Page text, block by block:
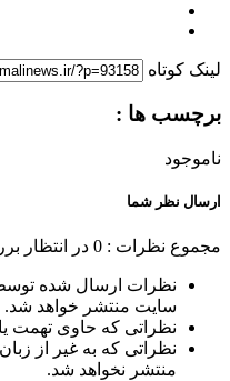
لینک کوتاه
برچسب ها :
ناموجود
ارسال نظر شما
مجموع نظرات : 0 در انتظار
نظرات ارسال شده
سایت منتشر خواهد شد.
نظراتی که حاوی تهمت
نظراتی که به غیر از
منتشر نخواهد شد.